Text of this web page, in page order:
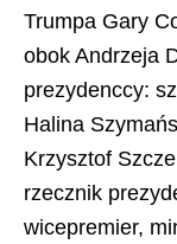
Trumpa Gary
obok Andrzeja
prezydenccy:
Halina
Krzysztof
rzecznik
wicepremier,